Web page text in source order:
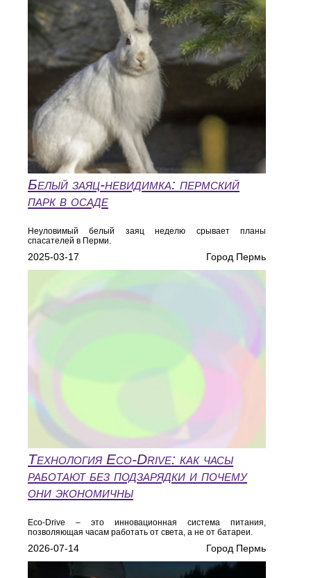
Белый заяц-невидимка: пермский
парк в осаде
Неуловимый белый заяц неделю срывает планы
спасателей в Перми.
2025-03-17 Город Пермь
Технология Eco‑Drive: как часы
работают без подзарядки и почему
они экономичны
Eco‑Drive – это инновационная система питания,
позволяющая часам работать от света, а не от батареи.
2026-07-14 Город Пермь